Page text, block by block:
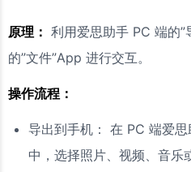
原理： 利用爱思助手 PC 端的
的”文件”App 进行交互。
操作流程：
导出到手机： 在 PC 端爱
中，选择照片、视频、音乐